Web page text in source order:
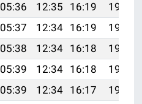
05:36 12:35 16:19
19:23
05:37 12:34 16:19
19:22
05:38 12:34 16:18
19:20
05:39 12:34 16:18
19:19
05:39 12:34 16:17
19:18